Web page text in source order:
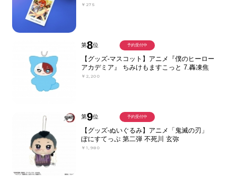
￥275
第8位
【グッズ-マスコット】アニメ『僕のヒーロー
アカデミア』 ちみけもますこっと 7.轟凍焦
￥2,200
予約受付中
第9位
【グッズ-ぬいぐるみ】アニメ「鬼滅の刃」
ぽにすてっぷ 第二弾 不死川 玄弥
￥1,980
予約受付中